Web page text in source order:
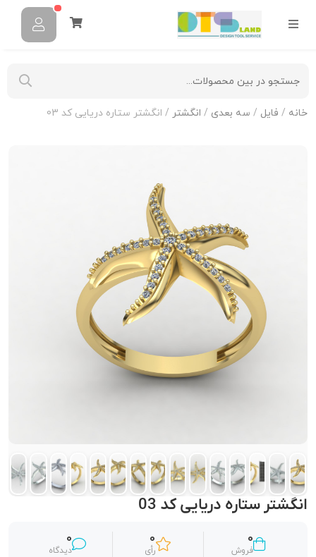
خانه / فایل / سه بعدی / انگشتر / انگشتر ستاره دریایی کد 03
انگشتر ستاره دریایی کد 03
0
فروش
0
رأی
0
دیدگاه